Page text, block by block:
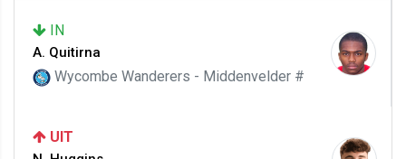
IN
A. Quitirna
Wycombe Wanderers - Middenvelder #
UIT